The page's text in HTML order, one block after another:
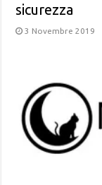
sicurezza
3 Novembre 2019